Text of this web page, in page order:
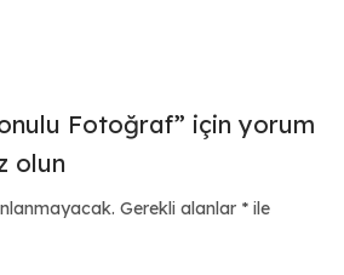
Fotoğraf” için yorum
olun
Gerekli alanlar * ile